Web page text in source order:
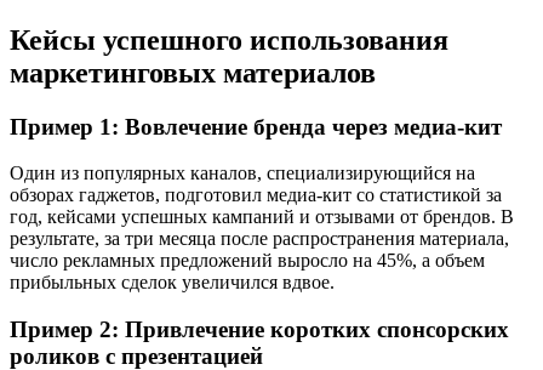
Кейсы успешного использования
маркетинговых материалов
Пример 1: Вовлечение бренда через медиа-кит
Один из популярных каналов, специализирующийся на
обзорах гаджетов, подготовил медиа-кит со статистикой за
год, кейсами успешных кампаний и отзывами от брендов. В
результате, за три месяца после распространения материала,
число рекламных предложений выросло на 45%, а объем
прибыльных сделок увеличился вдвое.
Пример 2: Привлечение коротких спонсорских
роликов с презентацией